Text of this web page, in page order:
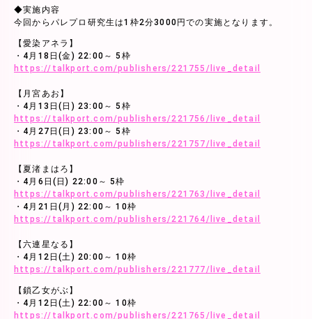
◆実施内容
今回からパレプロ研究生は1枠2分3000円での実施となります。
【愛染アネラ】
・4月18日(金) 22:00～ 5枠
https://talkport.com/publishers/221755/live_detail
【月宮あお】
・4月13日(日) 23:00～ 5枠
https://talkport.com/publishers/221756/live_detail
・4月27日(日) 23:00～ 5枠
https://talkport.com/publishers/221757/live_detail
【夏渚まはろ】
・4月6日(日) 22:00～ 5枠
https://talkport.com/publishers/221763/live_detail
・4月21日(月) 22:00～ 10枠
https://talkport.com/publishers/221764/live_detail
【六連星なる】
・4月12日(土) 20:00～ 10枠
https://talkport.com/publishers/221777/live_detail
【鎖乙女がぶ】
・4月12日(土) 22:00～ 10枠
https://talkport.com/publishers/221765/live_detail